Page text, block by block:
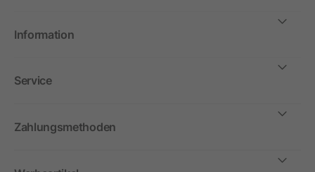
Information
Service
Zahlungsmethoden